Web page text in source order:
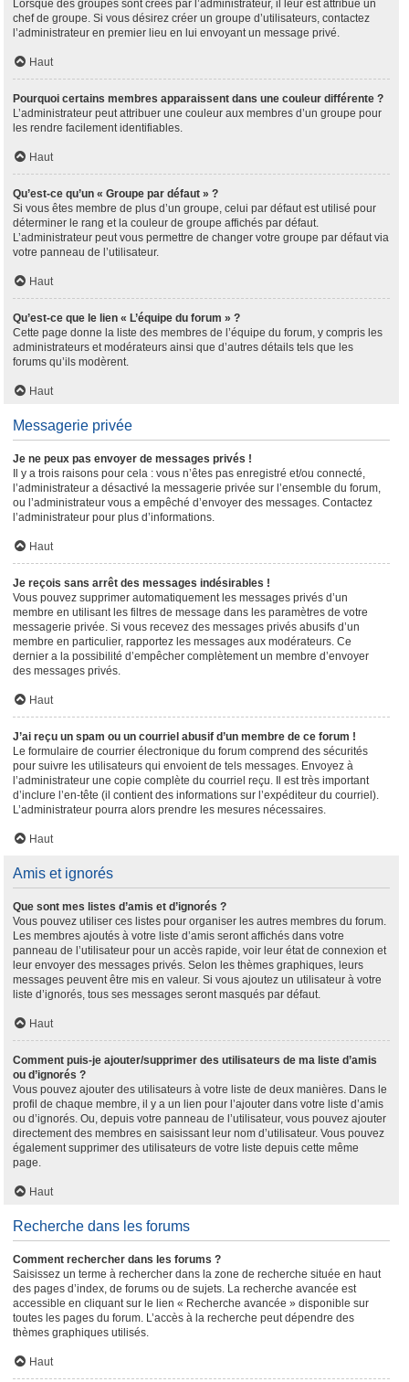
Lorsque des groupes sont créés par l’administrateur, il leur est attribué un
chef de groupe. Si vous désirez créer un groupe d’utilisateurs, contactez
l’administrateur en premier lieu en lui envoyant un message privé.
Haut
Pourquoi certains membres apparaissent dans une couleur différente ?
L’administrateur peut attribuer une couleur aux membres d’un groupe pour
les rendre facilement identifiables.
Haut
Qu’est-ce qu’un « Groupe par défaut » ?
Si vous êtes membre de plus d’un groupe, celui par défaut est utilisé pour
déterminer le rang et la couleur de groupe affichés par défaut.
L’administrateur peut vous permettre de changer votre groupe par défaut via
votre panneau de l’utilisateur.
Haut
Qu’est-ce que le lien « L’équipe du forum » ?
Cette page donne la liste des membres de l’équipe du forum, y compris les
administrateurs et modérateurs ainsi que d’autres détails tels que les
forums qu’ils modèrent.
Haut
Messagerie privée
Je ne peux pas envoyer de messages privés !
Il y a trois raisons pour cela : vous n’êtes pas enregistré et/ou connecté,
l’administrateur a désactivé la messagerie privée sur l’ensemble du forum,
ou l’administrateur vous a empêché d’envoyer des messages. Contactez
l’administrateur pour plus d’informations.
Haut
Je reçois sans arrêt des messages indésirables !
Vous pouvez supprimer automatiquement les messages privés d’un
membre en utilisant les filtres de message dans les paramètres de votre
messagerie privée. Si vous recevez des messages privés abusifs d’un
membre en particulier, rapportez les messages aux modérateurs. Ce
dernier a la possibilité d’empêcher complètement un membre d’envoyer
des messages privés.
Haut
J’ai reçu un spam ou un courriel abusif d’un membre de ce forum !
Le formulaire de courrier électronique du forum comprend des sécurités
pour suivre les utilisateurs qui envoient de tels messages. Envoyez à
l’administrateur une copie complète du courriel reçu. Il est très important
d’inclure l’en-tête (il contient des informations sur l’expéditeur du courriel).
L’administrateur pourra alors prendre les mesures nécessaires.
Haut
Amis et ignorés
Que sont mes listes d’amis et d’ignorés ?
Vous pouvez utiliser ces listes pour organiser les autres membres du forum.
Les membres ajoutés à votre liste d’amis seront affichés dans votre
panneau de l’utilisateur pour un accès rapide, voir leur état de connexion et
leur envoyer des messages privés. Selon les thèmes graphiques, leurs
messages peuvent être mis en valeur. Si vous ajoutez un utilisateur à votre
liste d’ignorés, tous ses messages seront masqués par défaut.
Haut
Comment puis-je ajouter/supprimer des utilisateurs de ma liste d’amis
ou d’ignorés ?
Vous pouvez ajouter des utilisateurs à votre liste de deux manières. Dans le
profil de chaque membre, il y a un lien pour l’ajouter dans votre liste d’amis
ou d’ignorés. Ou, depuis votre panneau de l’utilisateur, vous pouvez ajouter
directement des membres en saisissant leur nom d’utilisateur. Vous pouvez
également supprimer des utilisateurs de votre liste depuis cette même
page.
Haut
Recherche dans les forums
Comment rechercher dans les forums ?
Saisissez un terme à rechercher dans la zone de recherche située en haut
des pages d’index, de forums ou de sujets. La recherche avancée est
accessible en cliquant sur le lien « Recherche avancée » disponible sur
toutes les pages du forum. L’accès à la recherche peut dépendre des
thèmes graphiques utilisés.
Haut